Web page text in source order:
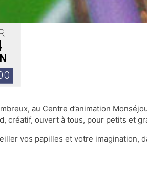
au Centre d’animation
créatif, ouvert à tous, pour petits et
vos papilles et votre imagination,